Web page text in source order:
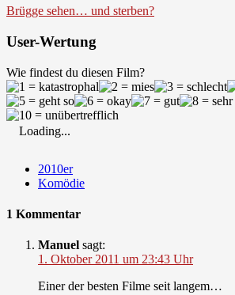
Brügge sehen… und sterben?
User-Wertung
Wie findest du diesen Film?
Loading...
2010er
Komödie
1 Kommentar
Manuel sagt:
1. Oktober 2011 um 23:43 Uhr
Einer der besten Filme seit langem…